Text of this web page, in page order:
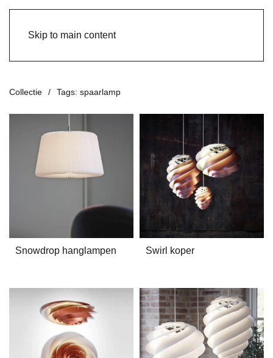
Skip to main content
Collectie Tags: spaarlamp
Snowdrop hanglampen Swirl koper